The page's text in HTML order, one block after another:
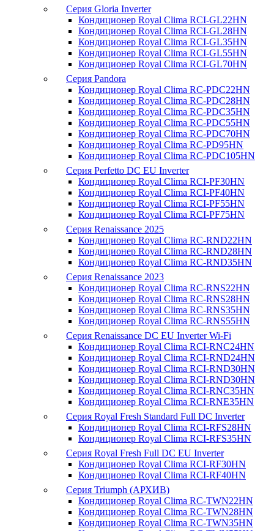
Серия Gloria Inverter
Кондиционер Royal Clima RCI-GL22HN
Кондиционер Royal Clima RCI-GL28HN
Кондиционер Royal Clima RCI-GL35HN
Кондиционер Royal Clima RCI-GL55HN
Кондиционер Royal Clima RCI-GL70HN
Серия Pandora
Кондиционер Royal Clima RC-PDC22HN
Кондиционер Royal Clima RC-PDC28HN
Кондиционер Royal Clima RC-PDC35HN
Кондиционер Royal Clima RC-PDC55HN
Кондиционер Royal Clima RC-PDC70HN
Кондиционер Royal Clima RC-PD95HN
Кондиционер Royal Clima RC-PDC105HN
Серия Perfetto DC EU Inverter
Кондиционер Royal Clima RCI-PF30HN
Кондиционер Royal Clima RCI-PF40HN
Кондиционер Royal Clima RCI-PF55HN
Кондиционер Royal Clima RCI-PF75HN
Серия Renaissance 2025
Кондиционер Royal Clima RC-RND22HN
Кондиционер Royal Clima RC-RND28HN
Кондиционер Royal Clima RC-RND35HN
Серия Renaissance 2023
Кондиционер Royal Clima RC-RNS22HN
Кондиционер Royal Clima RC-RNS28HN
Кондиционер Royal Clima RC-RNS35HN
Кондиционер Royal Clima RC-RNS55HN
Серия Renaissance DC EU Inverter Wi-Fi
Кондиционер Royal Clima RCI-RNC24HN
Кондиционер Royal Clima RCI-RND24HN
Кондиционер Royal Clima RCI-RND30HN
Кондиционер Royal Clima RCI-RND30HN
Кондиционер Royal Clima RCI-RNC35HN
Кондиционер Royal Clima RCI-RNE35HN
Серия Royal Fresh Standard Full DC Inverter
Кондиционер Royal Clima RCI-RFS28HN
Кондиционер Royal Clima RCI-RFS35HN
Серия Royal Fresh Full DC EU Inverter
Кондиционер Royal Clima RCI-RF30HN
Кондиционер Royal Clima RCI-RF40HN
Серия Triumph (АРХИВ)
Кондиционер Royal Clima RC-TWN22HN
Кондиционер Royal Clima RC-TWN28HN
Кондиционер Royal Clima RC-TWN35HN